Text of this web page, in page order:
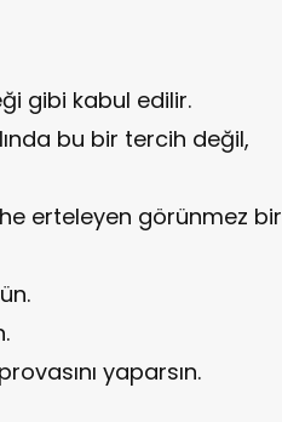
gibi kabul edilir.
bu bir tercih değil,
erteleyen görünmez bir
yaparsın.